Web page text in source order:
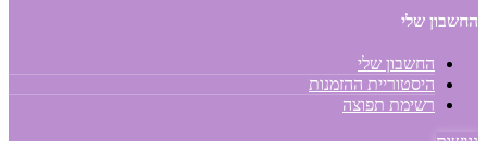
החשבון שלי
החשבון שלי
היסטוריית ההזמנות
רשימת תפוצה